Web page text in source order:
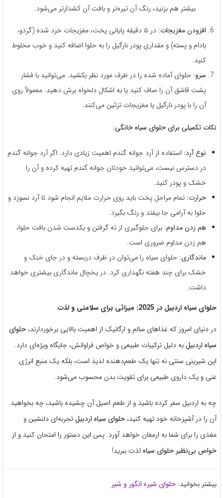
بیشتر هم بزنید، رنگ آن تیره‌تر و بافت آن کشدارتر می‌شود.
افزودن مغزیجات:
در ۵ دقیقه پایانی پخت، مغزیجات خرد شده (گردو،
بادام و پسته) و مقداری پودر نارگیل را به حلوا اضافه کنید و خوب مخلوط
کنید.
سرو: حلوای آماده شده را در ظرف مورد نظر بکشید. می‌توانید با فشار
پشت قاشق آن را صاف کنید یا به اشکال دلخواه برش دهید. معمولاً روی
آن را با پودر نارگیل یا مغزیجات تزئین می‌کنند.
نکات تکمیلی برای حلوای سیاه خانگی:
نوع آرد: استفاده از آرد جوانه گندم اهمیت زیادی دارد. اگر آرد جوانه گندم
در دسترس نیست، می‌توانید خودتان جوانه گندم تهیه کرده و آن را
خشک و پودر کنید.
حرارت: تمام مراحل پخت باید روی حرارت ملایم انجام شود تا آرد نسوزد و
حلوا به آرامی جا بیفتد و رنگ بگیرد.
هم زدن مداوم: برای جلوگیری از ته گرفتن و یکدست شدن بافت حلوا،
هم زدن مداوم ضروری است.
ماندگاری: حلوای سیاه را می‌توان در ظرف دربسته و در جای خنک و
خشک برای چند هفته نگهداری کرد. در یخچال ماندگاری بیشتری خواهد
داشت.
حلوای سیاه اردبیل در 2025: میراثی برای سلامتی و لذت
در دنیای امروز که غذاهای سالم و ارگانیک از اهمیت بالایی برخوردارند، حلوای
سیاه اردبیلبه دلیل ترکیبات طبیعی و خواص فراوانش، جایگاه ویژه‌ای دارد.
این شیرینی سنتی نه تنها یک طعم‌دهنده لذیذ است، بلکه یک منبع انرژی
غنی و یک داروی طبیعی برای تقویت بدن محسوب می‌شود.
چه به اردبیل سفر کرده باشید و از طعم اصیل آن چشیده باشید، چه بخواهید
آن را در آشپزخانه خود تهیه کنید، حلوای سیاه اردبیلتجربه‌ای دلنشین و
مغذی را برای شما به ارمغان خواهد آورد. پس این دستور را امتحان کنید و از
خواص بی‌نظیر حلوای سیاه لذت ببرید!
بیشتر بخوانید: حلوای شیره انگور و شیر